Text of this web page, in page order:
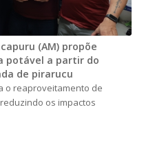
(AM) propõe
potável a partir do
de pirarucu
o reaproveitamento de
os impactos